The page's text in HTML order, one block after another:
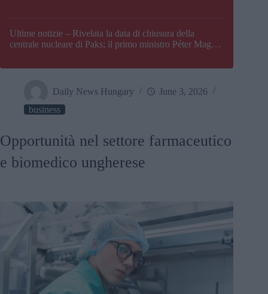
Ultime notizie – Rivelata la data di chiusura della
centrale nucleare di Paks; il primo ministro Péter Magyar
Daily News Hungary
June 3, 2026
business
Opportunità nel settore farmaceutico
e biomedico ungherese